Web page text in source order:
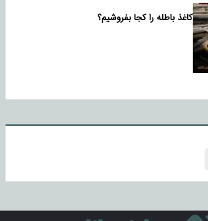
کاغذ باطله را کجا بفروشیم؟